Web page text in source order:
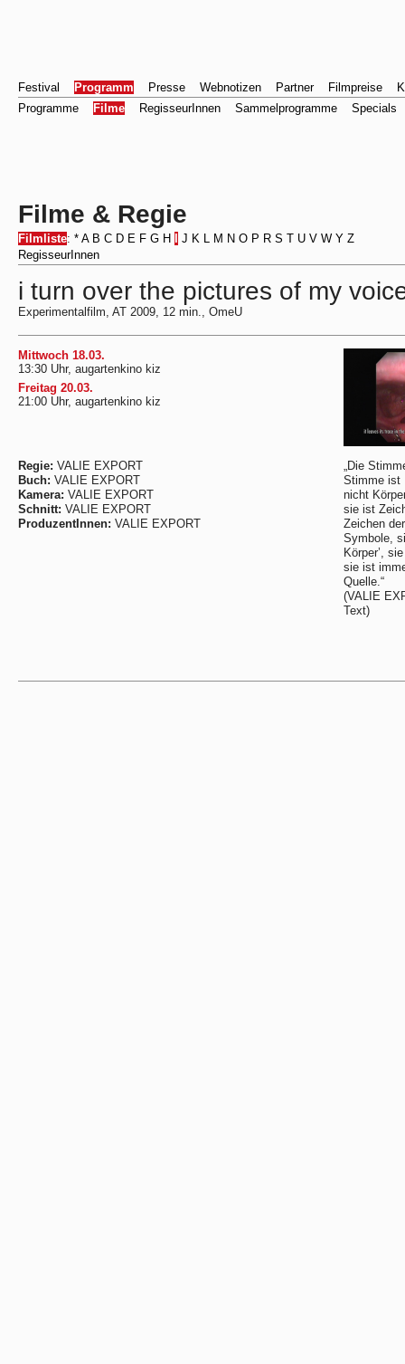
Festival Programm Presse Webnotizen Partner Filmpreise
Programme
Filme RegisseurInnen Sammelprogramme Specials
Filme & Regie
Filmliste: * A B C D E F G H J K L M N O P R S T U V W Y Z
RegisseurInnen
i turn over the pictures of my
Experimentalfilm, AT 2009, 12 min., OmeU
Mittwoch 18.03.
13:30 Uhr, augartenkino kiz
Freitag 20.03.
21:00 Uhr, augartenkino kiz
Regie: VALIE EXPORT
Buch: VALIE EXPORT
Kamera: VALIE EXPORT
Schnitt: VALIE EXPORT
ProduzentInnen: VALIE EXPORT
„Die
Stimme ist
nicht
sie ist
Zeichen
Symbole,
Körper’,
sie ist
Quelle.“
(VALIE
Text)